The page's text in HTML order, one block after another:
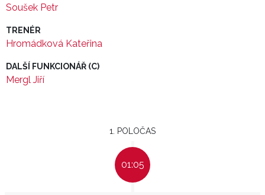
Soušek Petr
TRENÉR
Hromádková Kateřina
DALŠÍ FUNKCIONÁŘ (C)
Mergl Jiří
1. POLOČAS
01:05